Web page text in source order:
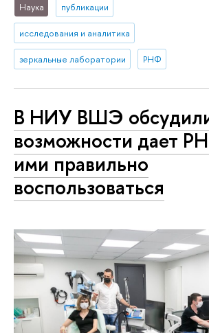
Наука публикации
исследования и аналитика
зеркальные лаборатории РНФ
В НИУ ВШЭ
возможности дает
ими правильно
воспользоваться